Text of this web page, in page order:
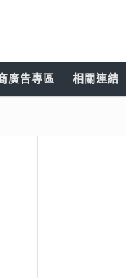
廣告專區 相關連結